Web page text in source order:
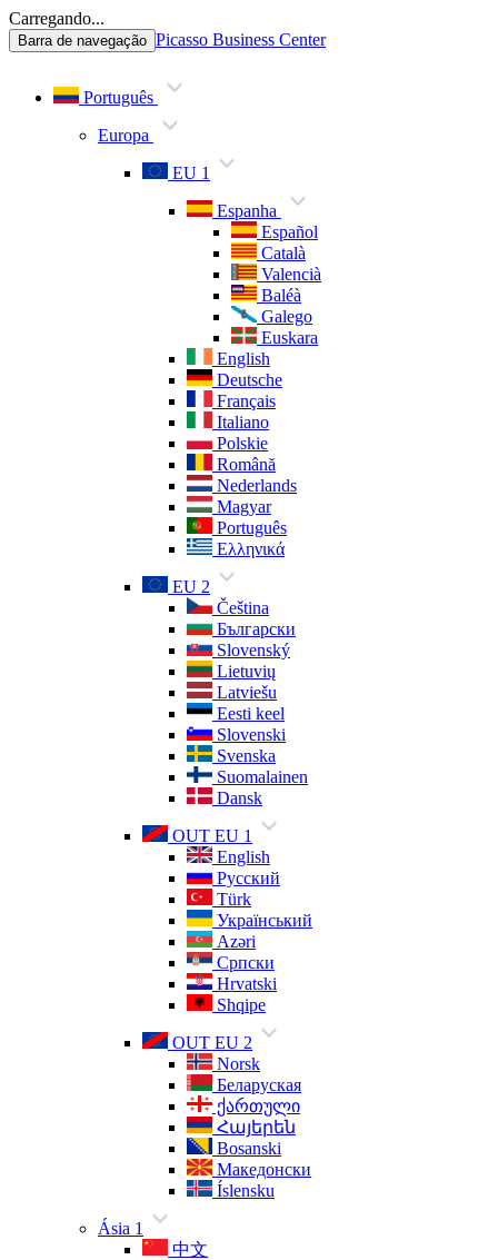
Carregando...
Barra de navegação Picasso Business Center
Português
Europa
EU 1
Espanha
Español
Català
Valencià
Baléà
Galego
Euskara
English
Deutsche
Français
Italiano
Polskie
Română
Nederlands
Magyar
Português
Ελληνικά
EU 2
Čeština
Български
Slovenský
Lietuvių
Latviešu
Eesti keel
Slovenski
Svenska
Suomalainen
Dansk
OUT EU 1
English
Русский
Türk
Український
Azəri
Српски
Hrvatski
Shqipe
OUT EU 2
Norsk
Беларуская
ქართული
Հայերեն
Bosanski
Македонски
Íslensku
Ásia 1
中文